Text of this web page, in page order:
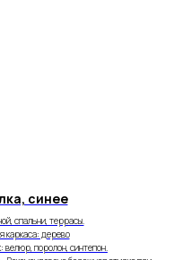
синее
спальни, террасы.
каркаса: дерево
велюр, поролон, синтепон.